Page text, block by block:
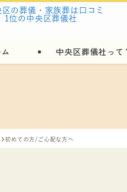
中央区葬儀社って
初めての方/ご心配な方へ